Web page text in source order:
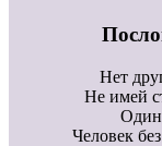
Нет
Не имей
Один
Человек